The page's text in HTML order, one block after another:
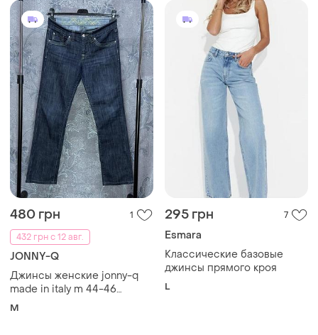
480 грн
1
432 грн с 12 авг.
JONNY-Q
Джинсы женские jonny-q
made in italy m 44-46
размер темно-синие
M
295 грн 7
Esmara
Классические базовые
джинсы прямого кроя
L